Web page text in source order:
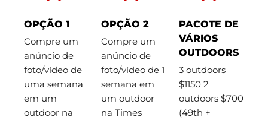
OPÇÃO 1
Compre um
anúncio de
foto/vídeo de
uma semana
em um
outdoor na
OPÇÃO 2
Compre um
anúncio de
foto/vídeo de 1
semana em
um outdoor
na Times
PACOTE DE
VÁRIOS
OUTDOORS
3 outdoors
$1150 2
outdoors $700
(49th +